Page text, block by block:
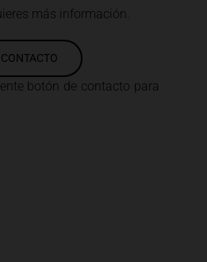
más información.
CONTACTO
botón de contacto para